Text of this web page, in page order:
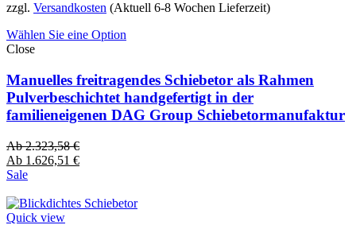
zzgl. Versandkosten (Aktuell 6-8 Wochen Lieferzeit)
Wählen Sie eine Option
Close
Manuelles freitragendes Schiebetor als Rahmen
Pulverbeschichtet handgefertigt in der
familieneigenen DAG Group Schiebetormanufaktur
Ab2.323,58€
Ab 1.626,51 €
Sale
Quick view